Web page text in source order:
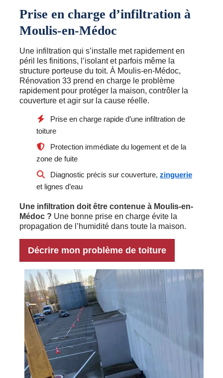
Prise en charge d’infiltration à
Moulis-en-Médoc
Une infiltration qui s’installe met rapidement en
péril les finitions, l’isolant et parfois même la
structure porteuse du toit. À Moulis-en-Médoc,
Rénovation 33 prend en charge le problème
rapidement pour protéger la maison, contrôler la
couverture et agir sur la cause réelle.
Prise en charge rapide d’une infiltration de
toiture
Protection immédiate du logement et de la
zone de fuite
Diagnostic précis sur couverture, zinguerie
et lignes d’eau
Une infiltration doit être contenue à Moulis-en-
Médoc ? Une bonne prise en charge évite la
propagation de l’humidité dans toute la maison.
Décrire mon problème de toiture